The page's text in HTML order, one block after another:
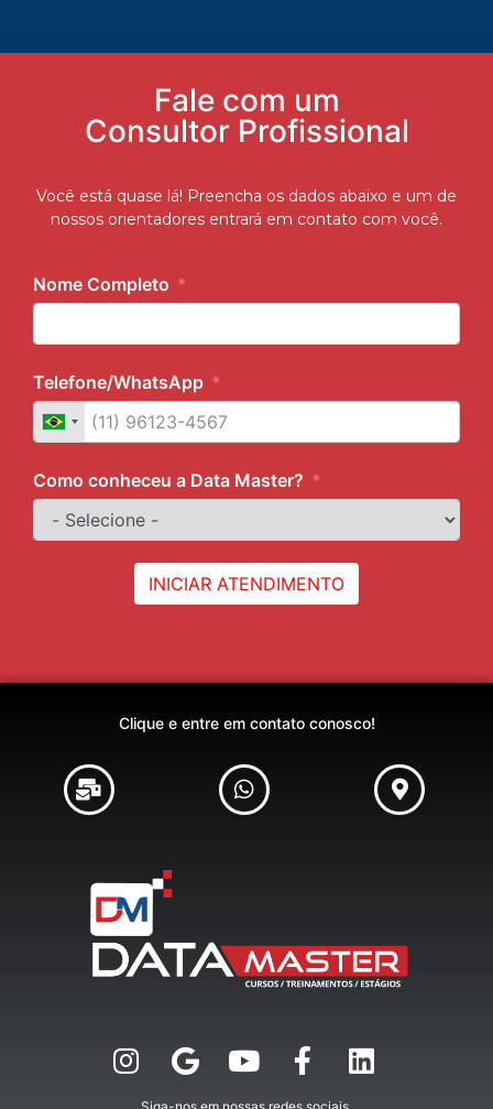
Fale com um
Consultor Profissional
Você está quase lá! Preencha os dados abaixo e um de
nossos orientadores entrará em contato com você.
Nome Completo
Telefone/WhatsApp
Como conheceu a Data Master?
INICIAR ATENDIMENTO
Clique e entre em contato conosco!